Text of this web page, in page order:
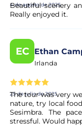
4 de agosto de 2025
Beautiful scenery
Really enjoyed it.
EC Ethan
Irlanda
25 de julio de 2025
The tour was very
nature, try local
Sesimbra. The
stressful. Would